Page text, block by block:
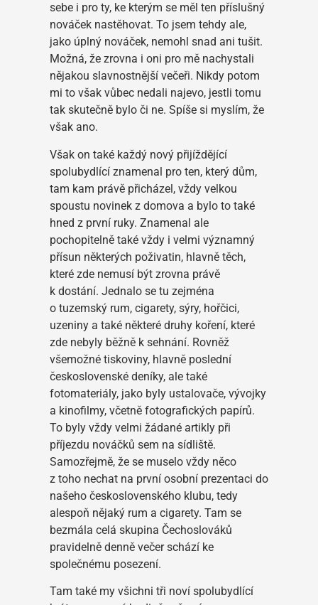
sebe i pro ty, ke kterým se měl ten příslušný
nováček nastěhovat. To jsem tehdy ale,
jako úplný nováček, nemohl snad ani tušit.
Možná, že zrovna i oni pro mě nachystali
nějakou slavnostnější večeři. Nikdy potom
mi to však vůbec nedali najevo, jestli tomu
tak skutečně bylo či ne. Spíše si myslím, že
však ano.
Však on také každý nový přijíždějící
spolubydlící znamenal pro ten, který dům,
tam kam právě přicházel, vždy velkou
spoustu novinek z domova a bylo to také
hned z první ruky. Znamenal ale
pochopitelně také vždy i velmi významný
přísun některých poživatin, hlavně těch,
které zde nemusí být zrovna právě
k dostání. Jednalo se tu zejména
o tuzemský rum, cigarety, sýry, hořčici,
uzeniny a také některé druhy koření, které
zde nebyly běžně k sehnání. Rovněž
všemožné tiskoviny, hlavně poslední
československé deníky, ale také
fotomateriály, jako byly ustalovače, vývojky
a kinofilmy, včetně fotografických papírů.
To byly vždy velmi žádané artikly při
příjezdu nováčků sem na sídliště.
Samozřejmě, že se muselo vždy něco
z toho nechat na první osobní prezentaci do
našeho československého klubu, tedy
alespoň nějaký rum a cigarety. Tam se
bezmála celá skupina Čechoslováků
pravidelně denně večer schází ke
společnému posezení.
Tam také my všichni tři noví spolubydlící